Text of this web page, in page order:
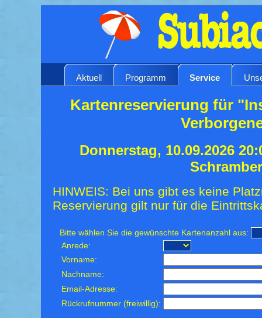
Aktuell Programm Service
Kartenreservierung für
Donnerstag, 10.09.2026
HINWEIS: Bei uns gibt es keine
Reservierung gilt nur für die
Bitte wählen Sie die gewünschte Kartenanzahl aus:
Anrede:
Vorname:
Nachname:
Email-Adresse:
Rückrufnummer (freiwillig):